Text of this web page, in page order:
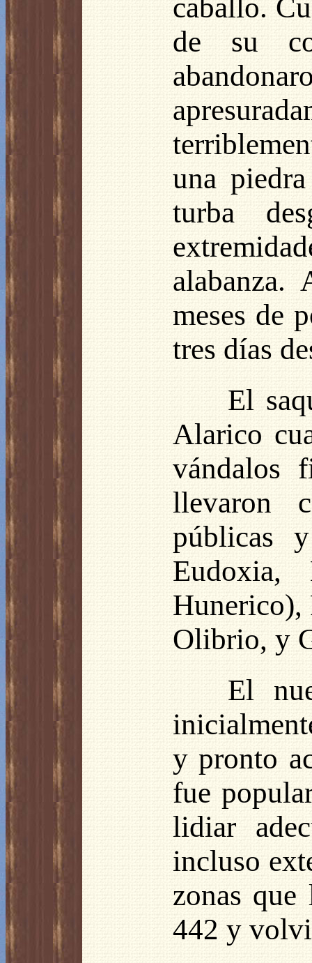
caballo.
de su
una
turba
meses de
tres días
El
Alarico
vándalos
llevaron
públicas
Hunerico),
Olibrio, y
El
y pronto
fue
lidiar
incluso
zonas
442 y